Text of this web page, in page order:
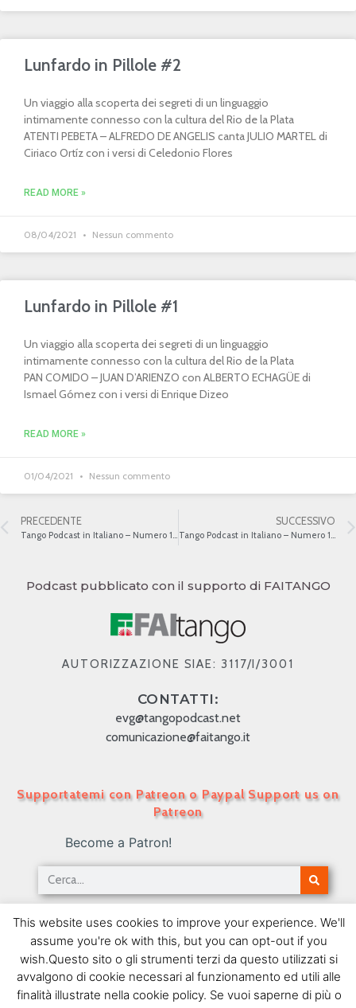
Lunfardo in Pillole #2
Un viaggio alla scoperta dei segreti di un linguaggio
intimamente connesso con la cultura del Rio de la Plata
ATENTI PEBETA – ALFREDO DE ANGELIS canta JULIO MARTEL di
Ciriaco Ortíz con i versi di Celedonio Flores
READ MORE »
08/04/2021 Nessun commento
Lunfardo in Pillole #1
Un viaggio alla scoperta dei segreti di un linguaggio
intimamente connesso con la cultura del Rio de la Plata
PAN COMIDO – JUAN D’ARIENZO con ALBERTO ECHAGÜE di
Ismael Gómez con i versi di Enrique Dizeo
READ MORE »
01/04/2021 Nessun commento
PRECEDENTE SUCCESSIVO
Podcast pubblicato con il supporto di FAITANGO
AUTORIZZAZIONE SIAE: 3117/I/3001
CONTATTI:
evg@tangopodcast.net
comunicazione@faitango.it
Supportatemi con Patreon o Paypal Support us on
Patreon
Become a Patron!
Tango Podcast in Italiano – Numero 107 – Tanghi
sfusi
10/12/2010
SEGUIMI SU FACEBOOK
This website uses cookies to improve your experience. We'll
assume you're ok with this, but you can opt-out if you
wish.Questo sito o gli strumenti terzi da questo utilizzati si
avvalgono di cookie necessari al funzionamento ed utili alle
finalità illustrate nella cookie policy. Se vuoi saperne di più o